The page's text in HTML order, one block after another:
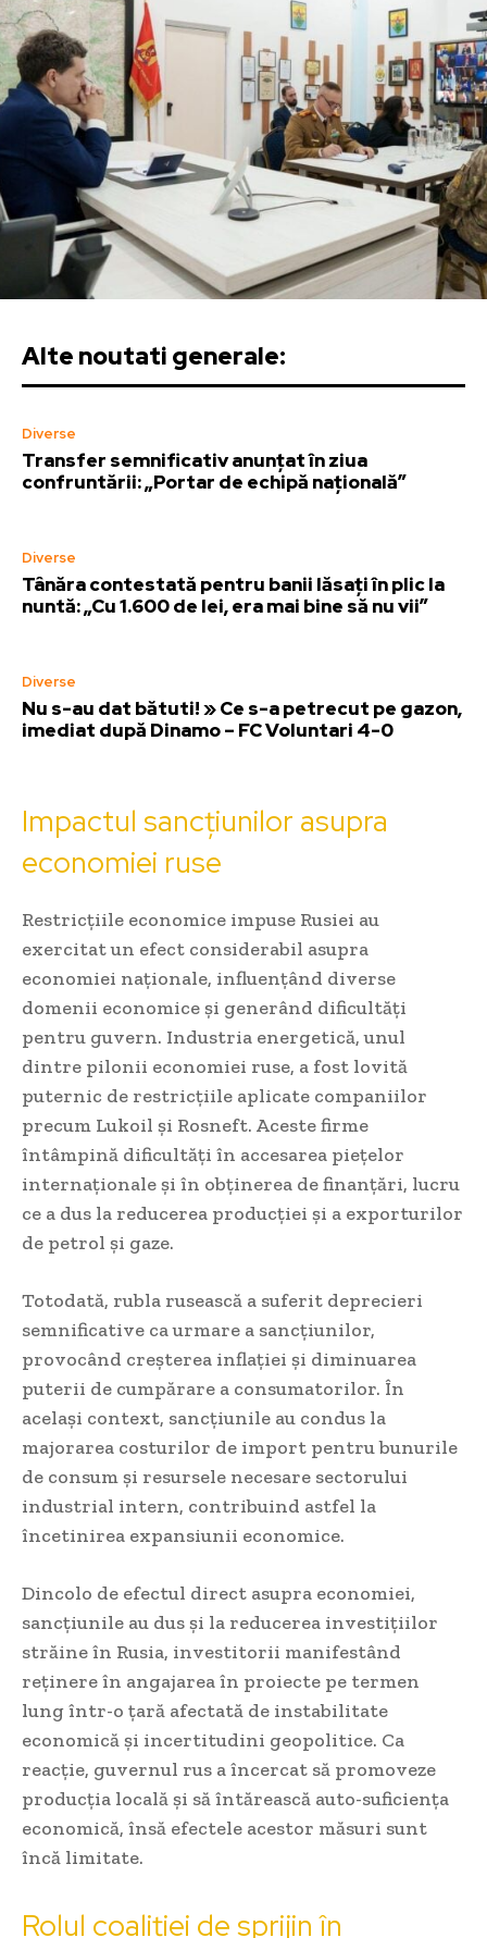
Alte noutati generale:
Diverse
Transfer semnificativ anunțat în ziua
confruntării: „Portar de echipă națională”
Diverse
Tânăra contestată pentru banii lăsați în plic la
nuntă: „Cu 1.600 de lei, era mai bine să nu vii”
Diverse
Nu s-au dat bătuti! » Ce s-a petrecut pe gazon,
imediat după Dinamo – FC Voluntari 4-0
Impactul sancțiunilor asupra
economiei ruse
Restricțiile economice impuse Rusiei au
exercitat un efect considerabil asupra
economiei naționale, influențând diverse
domenii economice și generând dificultăți
pentru guvern. Industria energetică, unul
dintre pilonii economiei ruse, a fost lovită
puternic de restricțiile aplicate companiilor
precum Lukoil și Rosneft. Aceste firme
întâmpină dificultăți în accesarea piețelor
internaționale și în obținerea de finanțări, lucru
ce a dus la reducerea producției și a exporturilor
de petrol și gaze.
Totodată, rubla rusească a suferit deprecieri
semnificative ca urmare a sancțiunilor,
provocând creșterea inflației și diminuarea
puterii de cumpărare a consumatorilor. În
același context, sancțiunile au condus la
majorarea costurilor de import pentru bunurile
de consum și resursele necesare sectorului
industrial intern, contribuind astfel la
încetinirea expansiunii economice.
Dincolo de efectul direct asupra economiei,
sancțiunile au dus și la reducerea investițiilor
străine în Rusia, investitorii manifestând
reținere în angajarea în proiecte pe termen
lung într-o țară afectată de instabilitate
economică și incertitudini geopolitice. Ca
reacție, guvernul rus a încercat să promoveze
producția locală și să întărească auto-suficiența
economică, însă efectele acestor măsuri sunt
încă limitate.
Rolul coaliției de sprijin în